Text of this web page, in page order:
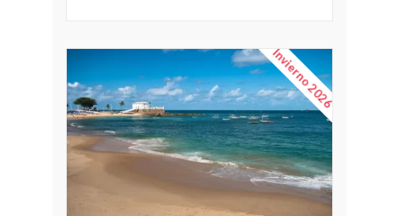
Invierno 2026